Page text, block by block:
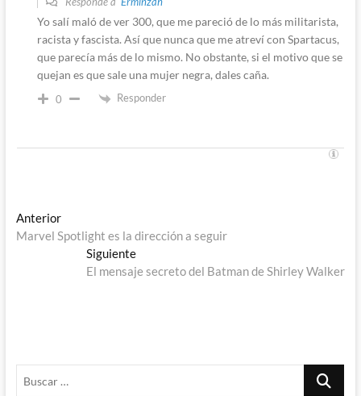
Yo salí maló de ver 300, que me pareció de lo más militarista,
racista y fascista. Así que nunca que me atreví con Spartacus,
que parecía más de lo mismo. No obstante, si el motivo que se
quejan es que sale una mujer negra, dales caña.
0 Responder
Navegación
de
entradas
AnteriorEntrada
anterior:
Marvel Spotlight es la dirección a seguir
SiguienteEntrada
siguiente:
El mensaje secreto del Batman de Shirley Walker
Buscar